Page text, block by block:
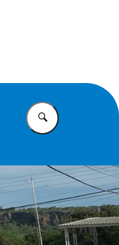
Vul in wat u